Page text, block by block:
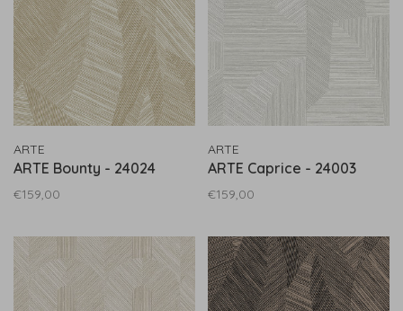
ARTE
ARTE Bounty - 24024
€159,00
ARTE
ARTE Caprice - 24003
€159,00